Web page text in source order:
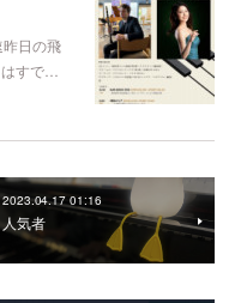
日の飛
すで…
2023.04.17 01:16
人気者